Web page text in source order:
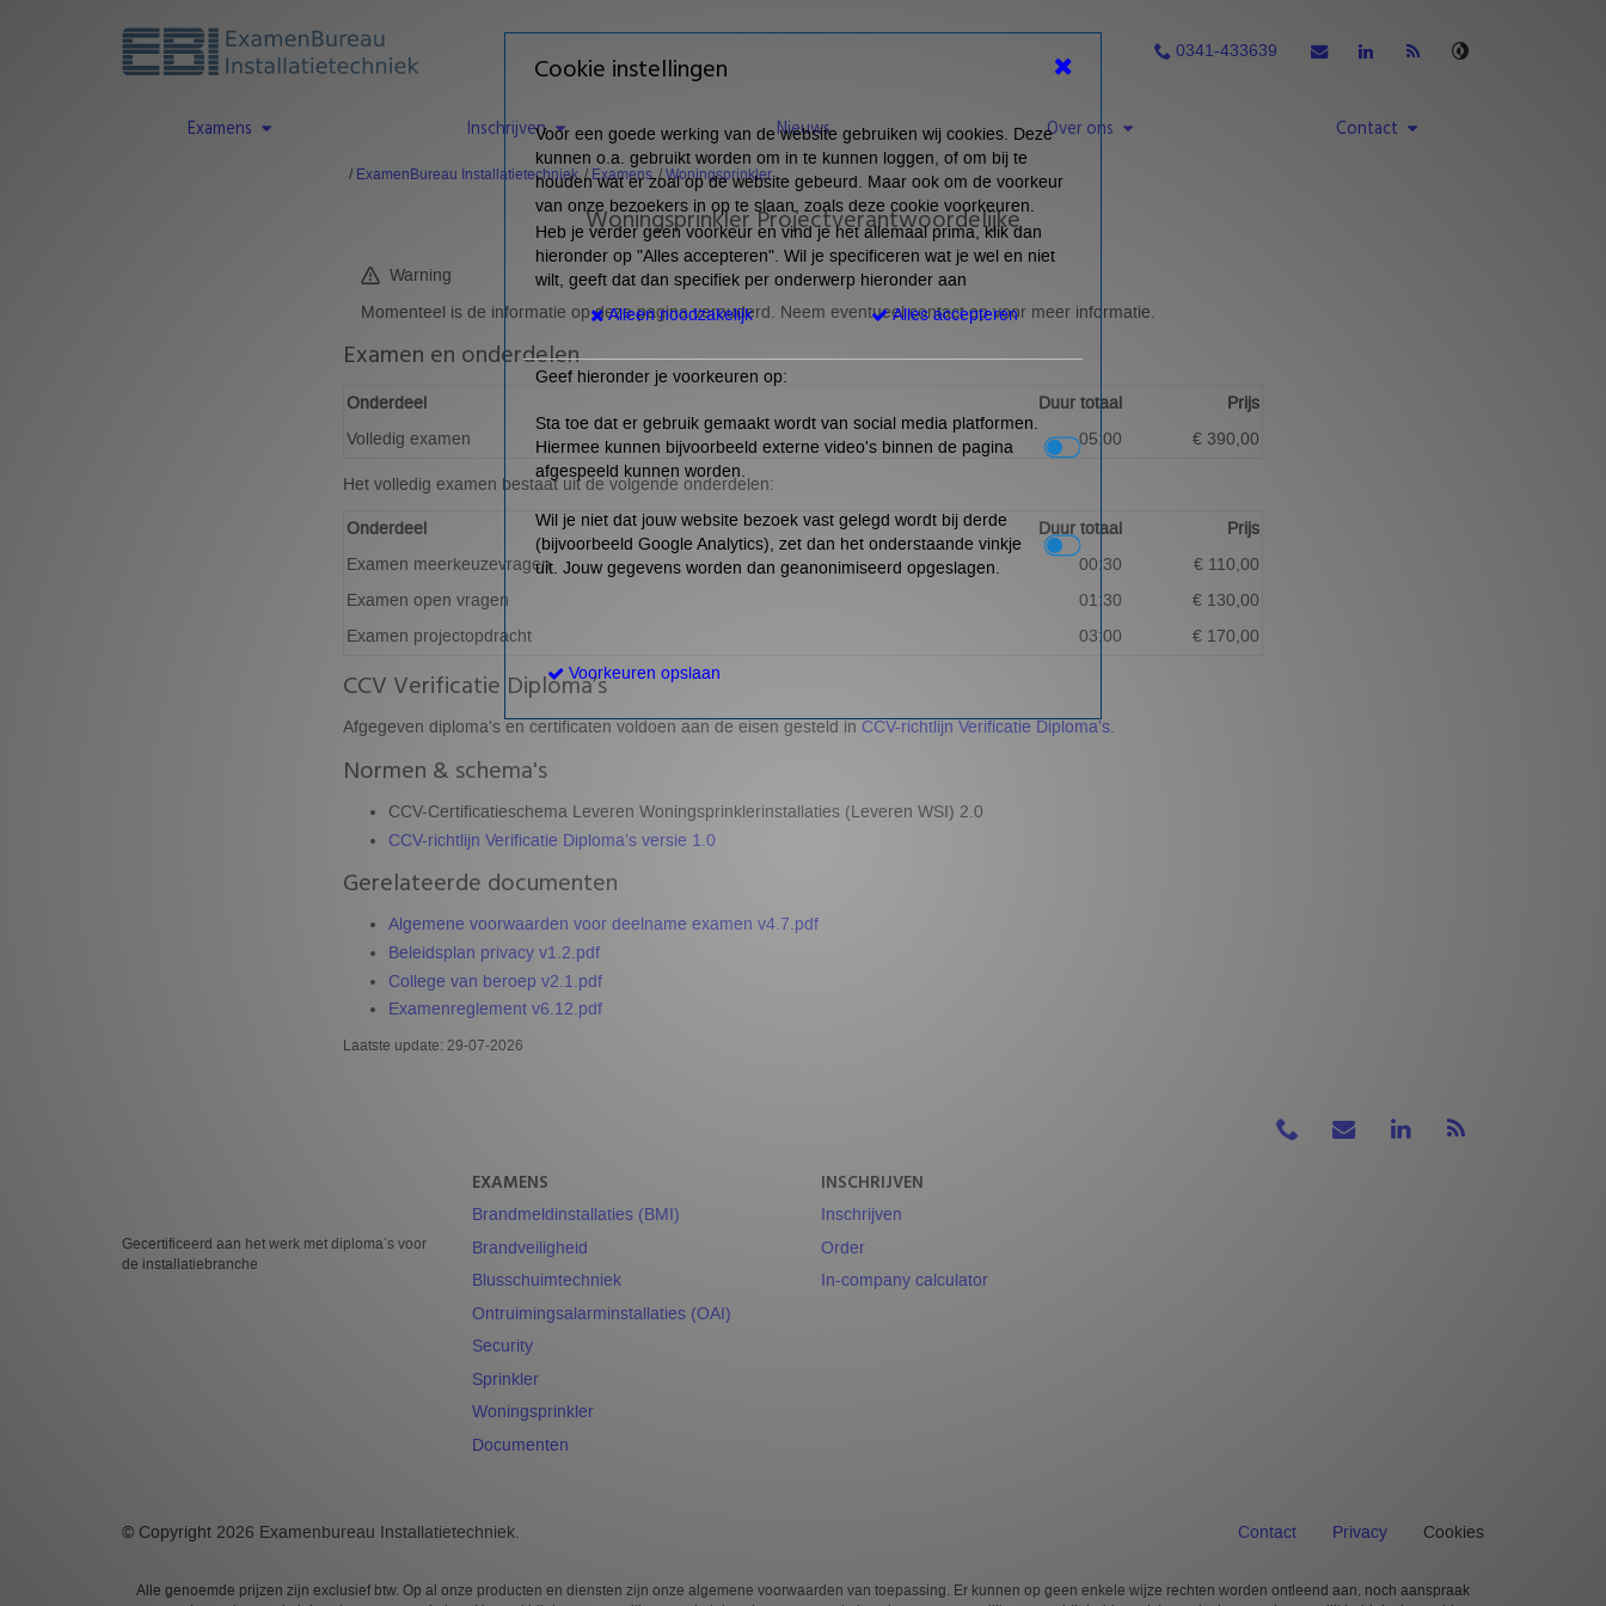
0341-433639
Examens Inschrijven Nieuws Over ons Contact
ExamenBureau Installatietechniek Examens Woningsprinkler
Woningsprinkler Projectverantwoordelijke
Warning
Momenteel is de informatie op deze pagina verouderd. Neem eventueel contact op voor meer informatie.
Examen en onderdelen
Onderdeel Duur totaal
Prijs
Volledig examen
05:00 € 390,00
Het volledig examen bestaat uit de volgende onderdelen:
Onderdeel Duur totaal
Prijs
Examen meerkeuzevragen
00:30
€ 110,00
Examen open vragen
01:30
€ 130,00
Examen projectopdracht
03:00 € 170,00
CCV Verificatie Diploma’s
Afgegeven diploma's en certificaten voldoen aan de eisen gesteld in CCV-richtlijn Verificatie Diploma’s.
Normen & schema's
CCV-Certificatieschema Leveren Woningsprinklerinstallaties (Leveren WSI) 2.0
CCV-richtlijn Verificatie Diploma’s versie 1.0
Gerelateerde documenten
Algemene voorwaarden voor deelname examen v4.7.pdf
Beleidsplan privacy v1.2.pdf
College van beroep v2.1.pdf
Examenreglement v6.12.pdf
Laatste update: 29-07-2026
Gecertificeerd aan het werk met diploma’s voor
de installatiebranche
EXAMENS
Brandmeldinstallaties (BMI)
Brandveiligheid
Blusschuimtechniek
Ontruimingsalarminstallaties (OAI)
Security
Sprinkler
Woningsprinkler
Documenten
INSCHRIJVEN
Inschrijven
Order
In-company calculator
© Copyright 2026 Examenbureau Installatietechniek. Contact Privacy Cookies
Alle genoemde prijzen zijn exclusief btw. Op al onze producten en diensten zijn onze algemene voorwaarden van toepassing. Er kunnen op geen enkele wijze rechten worden ontleend aan, noch aanspraak
Cookie instellingen
Voor een goede werking van de website gebruiken wij cookies. Deze
kunnen o.a. gebruikt worden om in te kunnen loggen, of om bij te
houden wat er zoal op de website gebeurd. Maar ook om de voorkeur
van onze bezoekers in op te slaan, zoals deze cookie voorkeuren.
Heb je verder geen voorkeur en vind je het allemaal prima, klik dan
hieronder op "Alles accepteren". Wil je specificeren wat je wel en niet
wilt, geeft dat dan specifiek per onderwerp hieronder aan
Alleen noodzakelijk
Alles accepteren
Geef hieronder je voorkeuren op:
Sta toe dat er gebruik gemaakt wordt van social media platformen.
Hiermee kunnen bijvoorbeeld externe video's binnen de pagina
afgespeeld kunnen worden.
Wil je niet dat jouw website bezoek vast gelegd wordt bij derde
(bijvoorbeeld Google Analytics), zet dan het onderstaande vinkje
uit. Jouw gegevens worden dan geanonimiseerd opgeslagen.
Voorkeuren opslaan